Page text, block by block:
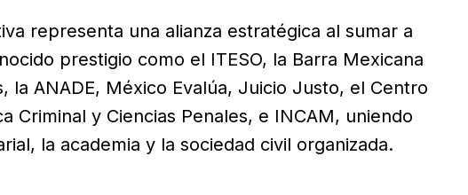
representa una alianza estratégica al sumar a
prestigio como el ITESO, la Barra Mexicana
la ANADE, México Evalúa, Juicio Justo, el Centro
Criminal y Ciencias Penales, e INCAM, uniendo
la academia y la sociedad civil organizada.